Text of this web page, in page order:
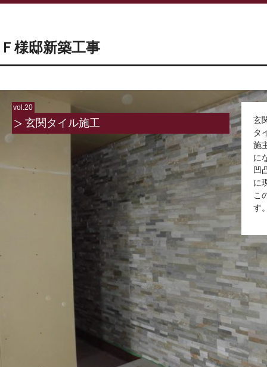
Ｆ様邸新築工事
vol.20
玄関タイル施工
玄
タ
施
に
凹
に
こ
す